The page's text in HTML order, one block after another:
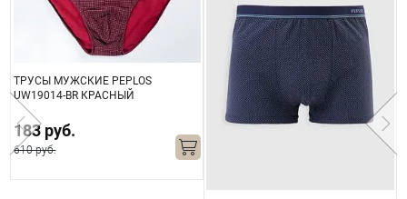
ТРУСЫ МУЖСКИЕ PEPLOS
UW19014-BR КРАСНЫЙ
183 руб.
610 руб.